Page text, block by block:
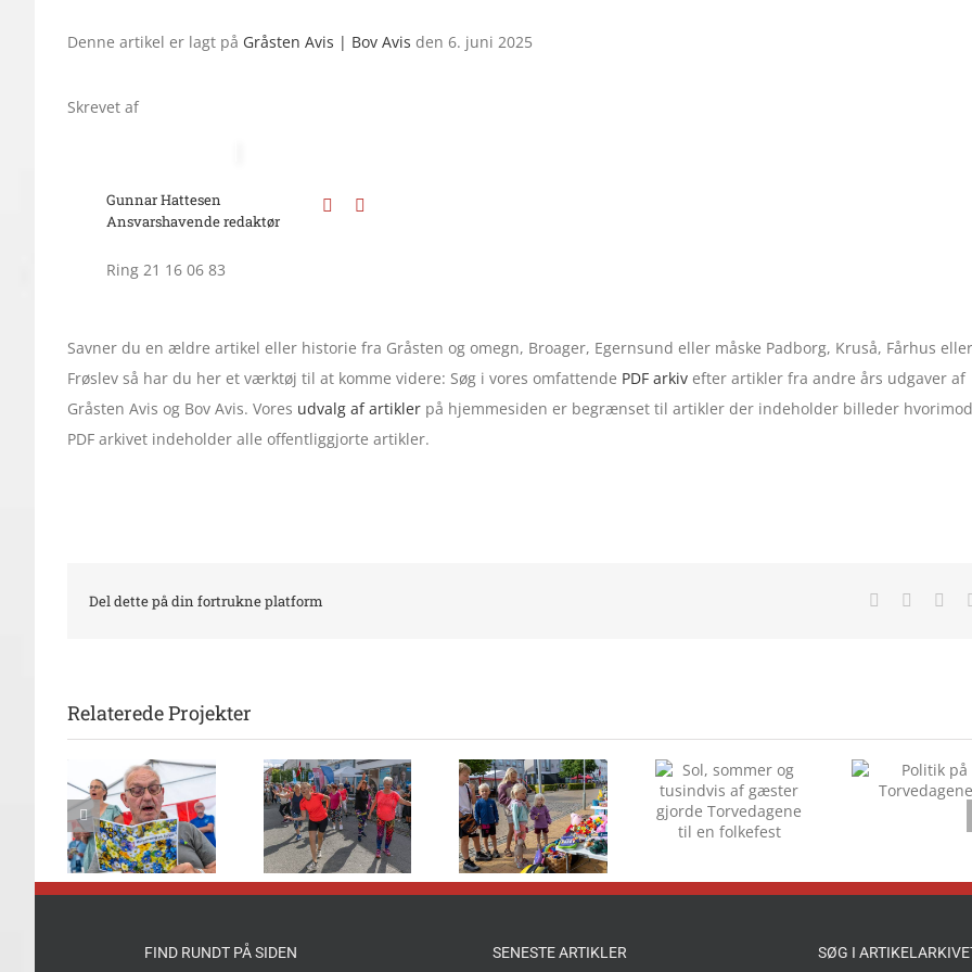
Denne artikel er lagt på Gråsten Avis | Bov Avis den 6. juni 2025
Skrevet af
Gunnar Hattesen
Ansvarshavende redaktør
Ring 21 16 06 83
Savner du en ældre artikel eller historie fra Gråsten og omegn, Broager, Egernsund eller måske Padborg, Kruså, Fårhus eller
Frøslev så har du her et værktøj til at komme videre: Søg i vores omfattende PDF arkiv efter artikler fra andre års udgaver af
Gråsten Avis og Bov Avis. Vores udvalg af artiklerpå hjemmesiden er begrænset til artikler der indeholder billeder hvorimod
PDF arkivet indeholder alle offentliggjorte artikler.
Del dette på din fortrukne platform Facebook
Relaterede Projekter
Flot danseshow
foran 2Dreams
Børn solgte
deres legesager
Sol, sommer og
tusindvis af
gæster gjorde
Torvedagene til
en folkefest
Politik på
Torvedagene
FIND RUNDT PÅ SIDEN SENESTE ARTIKLER SØG I